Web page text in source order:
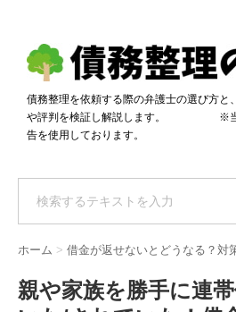
債務整理体験談
おすすめ
料金比較
自己破産・個人再生料金比較
過払い金料金比較
専門家の選び方
料金で選ぶ
着手金無料で選ぶ
匿名借金相談
債務整理を依頼する際の弁護士の選び方と
や評判を検証し解説します。 ※当サ
告を使用しております。
ホーム > 借金が返せないとどうなる？対
親や家族を勝手に連